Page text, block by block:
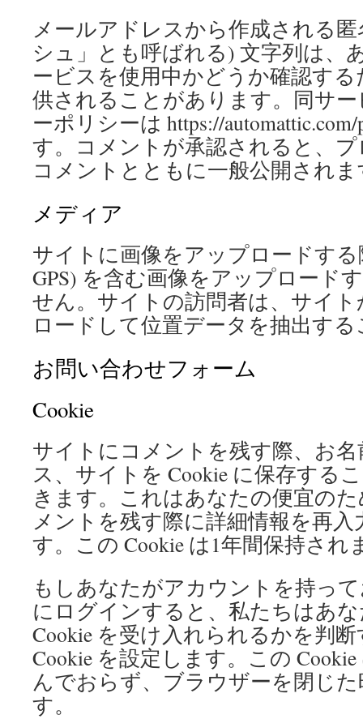
メールアドレスから作成される
シュ」とも呼ばれる) 文字列は、
ービスを使用中かどうか確認す
供されることがあります。同サ
ーポリシーは https://
す。コメントが承認されると、
コメントとともに一般公開され
メディア
サイトに画像をアップロードす
GPS) を含む画像をアップロード
せん。サイトの訪問者は、サイ
ロードして位置データを抽出す
お問い合わせフォーム
Cookie
サイトにコメントを残す際、お
ス、サイトを Cookie に保存する
きます。これはあなたの便宜の
メントを残す際に詳細情報を再
す。この Cookie は1年間保持され
もしあなたがアカウントを持っ
にログインすると、私たちはあ
Cookie を受け入れられるかを判
Cookie を設定します。この
んでおらず、ブラウザーを閉じ
す。